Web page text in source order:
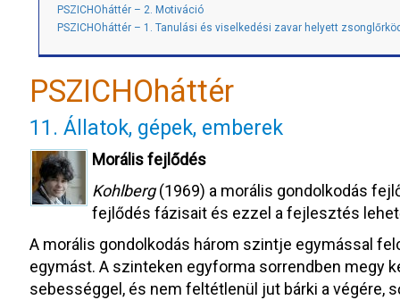
PSZICHOháttér – 2. Motiváció
PSZICHOháttér – 1. Tanulási és viselkedési zavar helyett
PSZICHOháttér
11. Állatok, gépek, emberek
Morális fejlődés
Kohlberg(1969) a morális gondolkodás
fejlődés fázisait és ezzel a fejlesztés
A morális gondolkodás három szintje egymással
egymást. A szinteken egyforma sorrendben megy
sebességgel, és nem feltétlenül jut bárki a végére,